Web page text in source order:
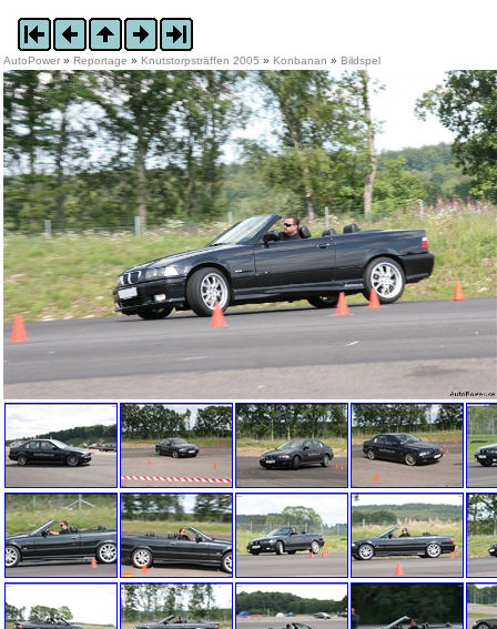
AutoPower » Reportage » Knutstorpsträffen 2005 » Konbanan » Bildspel